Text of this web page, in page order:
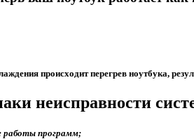
происходит перегрев ноутбука,
неисправности
работы программ;